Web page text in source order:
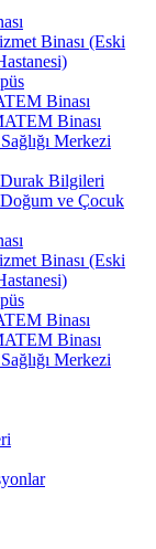
Binası (Eski
Binası
Binası
Merkezi
Bilgileri
ve Çocuk
Binası (Eski
Binası
Binası
Merkezi